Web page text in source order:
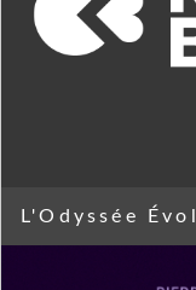
L'Odyssée